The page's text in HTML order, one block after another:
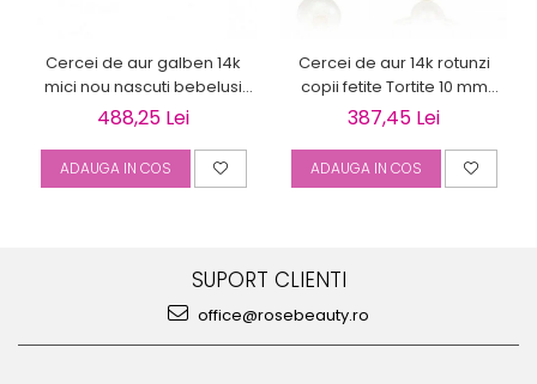
Cercei de aur galben 14k
mici nou nascuti bebelusi
Bilute 4mm
488,25 Lei
ADAUGA IN COS
Cercei de aur 14k rotunzi
copii fetite Tortite 10 mm
perluta
387,45 Lei
ADAUGA IN COS
SUPORT CLIENTI
office@rosebeauty.ro